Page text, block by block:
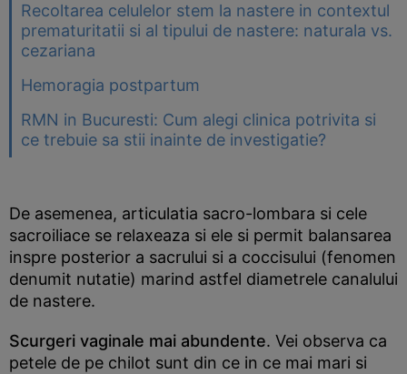
Recoltarea celulelor stem la nastere in contextul
prematuritatii si al tipului de nastere: naturala vs.
cezariana
Hemoragia postpartum
RMN in Bucuresti: Cum alegi clinica potrivita si
ce trebuie sa stii inainte de investigatie?
De asemenea, articulatia sacro-lombara si cele
sacroiliace se relaxeaza si ele si permit balansarea
inspre posterior a sacrului si a coccisului (fenomen
denumit nutatie) marind astfel diametrele canalului
de nastere.
Scurgeri vaginale mai abundente. Vei observa ca
petele de pe chilot sunt din ce in ce mai mari si